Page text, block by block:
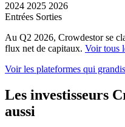
2024 2025 2026
Entrées Sorties
Au Q2 2026, Crowdestor se
flux net de capitaux. Voir tous
Voir les plateformes qui
Les investisseurs
aussi